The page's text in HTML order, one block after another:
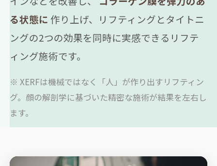
る状態に 作り上げ、リフティングとタイトニ
ングの2つの効果を同時に実感できるリフテ
ィング施術です。
※ XERFは機械ではなく「人」が作り出すリフティン
グ。顔の解剖学に基づいた精密な施術が結果を左右し
ます。